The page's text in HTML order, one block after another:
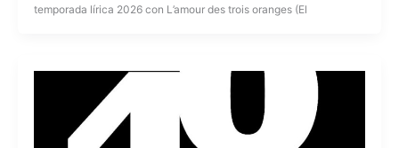
temporada lírica 2026 con L’amour des trois oranges (El